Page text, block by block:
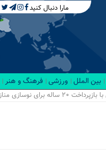
مارا دنبال کنید
بین الملل ورزشی فرهنگ و هنر